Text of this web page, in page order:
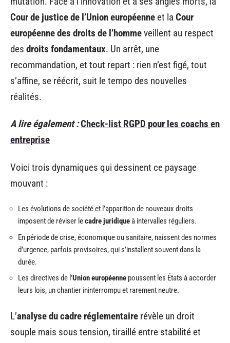
Cour de justice de l’Union européenne et la Cour
européenne des droits de l’hommeveillent au respect
des droits fondamentaux. Un arrêt, une
recommandation, et tout repart : rien n’est figé, tout
s’affine, se réécrit, suit le tempo des nouvelles
réalités.
A lire également :Check-list RGPD pour les coachs en
entreprise
Voici trois dynamiques qui dessinent ce paysage
mouvant :
Les évolutions de société et l’apparition de nouveaux droits
imposent de réviser lecadre juridiqueà intervalles réguliers.
En période de crise, économique ou sanitaire, naissent des normes
d’urgence, parfois provisoires, qui s’installent souvent dans la
durée.
Les directives de l’Union européenne poussent les États à accorder
leurs lois, un chantier ininterrompu et rarement neutre.
L’analyse du cadre réglementaire révèle un droit
souple mais sous tension, tiraillé entre stabilité et